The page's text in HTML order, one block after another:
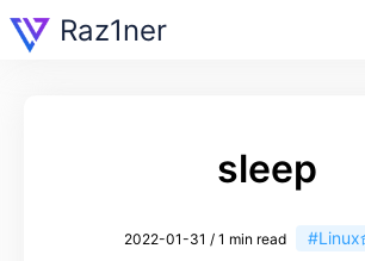
Raz1ner
sleep
2022-01-31 / 1 min read #Linux